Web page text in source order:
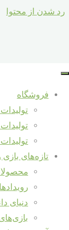
رد شدن از محتوا
فروشگاه
تازه‌های
رویدادها
دنیای
خانه
برچسب خورده
همه